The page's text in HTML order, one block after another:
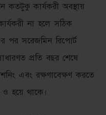
কতটুকু কার্যকরী অবস্থায়
না হলে সঠিক
পর সরেজমিন রিপোর্ট
প্রতি বছর শেষে
এবং রক্ষণাবেক্ষণ করতে
হয়ে থাকে।